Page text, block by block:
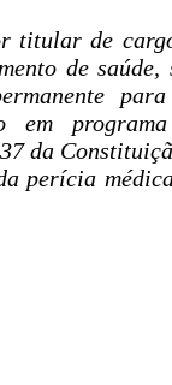
titular de
de
em
da
perícia